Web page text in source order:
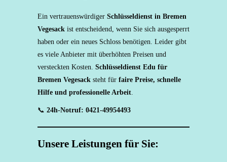
Ein vertrauenswürdiger Schlüsseldienst in Bremen
Vegesack ist entscheidend, wenn Sie sich ausgesperrt
haben oder ein neues Schloss benötigen. Leider gibt
es viele Anbieter mit überhöhten Preisen und
versteckten Kosten. Schlüsseldienst Edu für
Bremen Vegesack steht für faire Preise, schnelle
Hilfe und professionelle Arbeit
📞 24h-Notruf: 0421-49954493
Unsere Leistungen für Sie: